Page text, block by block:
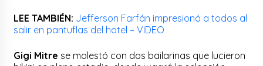
LEE TAMBIÉN: Jefferson Farfán impresionó a todos al
salir en pantuflas del hotel – VIDEO
Gigi Mitre se molestó con dos bailarinas que lucieron